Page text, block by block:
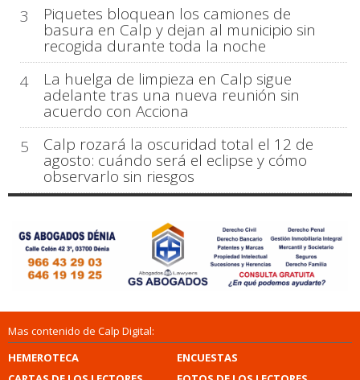
3
Piquetes bloquean los camiones de
basura en Calp y dejan al municipio sin
recogida durante toda la noche
4
La huelga de limpieza en Calp sigue
adelante tras una nueva reunión sin
acuerdo con Acciona
5
Calp rozará la oscuridad total el 12 de
agosto: cuándo será el eclipse y cómo
observarlo sin riesgos
Mas contenido de Calp Digital:
HEMEROTECA
ENCUESTAS